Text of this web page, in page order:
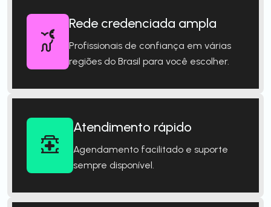
Rede credenciada ampla
Profissionais de confiança em várias
regiões do Brasil para você escolher.
Atendimento rápido
Agendamento facilitado e suporte
sempre disponível.